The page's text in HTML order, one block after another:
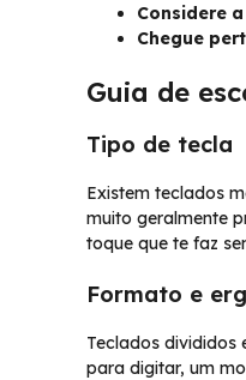
Considere
Chegue
Guia de
Tipo de tecla
Existem teclados
muito geralmente
toque que te faz
Formato e
Teclados divididos
para digitar, um